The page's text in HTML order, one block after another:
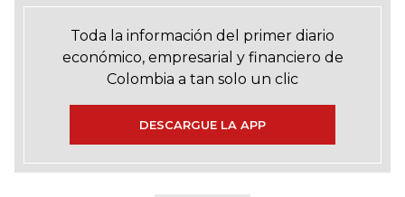
Toda la información del primer diario
económico, empresarial y financiero de
Colombia a tan solo un clic
DESCARGUE LA APP